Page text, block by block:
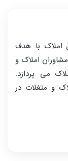
املاک با هدف
املاک و
می پردازد.
و متغلات در